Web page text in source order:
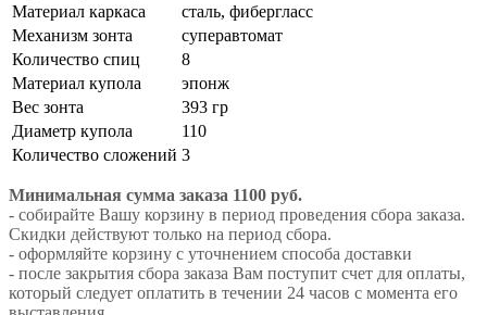
Материал каркаса
сталь, фибергласс
Механизм зонта
суперавтомат
Количество спиц
8
Материал купола
эпонж
Вес зонта
393 гр
Диаметр купола
110
Количество сложений 3
Минимальная сумма заказа 1100 руб.
- собирайте Вашу корзину в период проведения сбора заказа.
Скидки действуют только на период сбора.
- оформляйте корзину с уточнением способа доставки
- после закрытия сбора заказа Вам поступит счет для оплаты,
который следует оплатить в течении 24 часов с момента его